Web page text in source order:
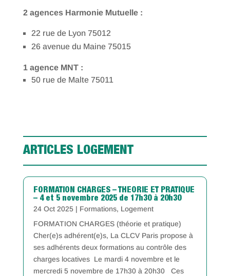
2 agences Harmonie Mutuelle :
22 rue de Lyon 75012
26 avenue du Maine 75015
1 agence MNT :
50 rue de Malte 75011
ARTICLES LOGEMENT
FORMATION CHARGES – THEORIE ET PRATIQUE
– 4 et 5 novembre 2025 de 17h30 à 20h30
24 Oct 2025| Formations, Logement
FORMATION CHARGES (théorie et pratique)
Cher(e)s adhérent(e)s, La CLCV Paris propose à
ses adhérents deux formations au contrôle des
charges locatives Le mardi 4 novembre et le
mercredi 5 novembre de 17h30 à 20h30 Ces